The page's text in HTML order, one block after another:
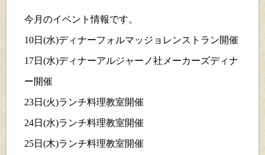
今月のイベント情報です。
10日(水)ディナーフォルマッジョレンストラン開催
17日(水)ディナーアルジャーノ社メーカーズディナ
ー開催
23日(火)ランチ料理教室開催
24日(水)ランチ料理教室開催
25日(木)ランチ料理教室開催